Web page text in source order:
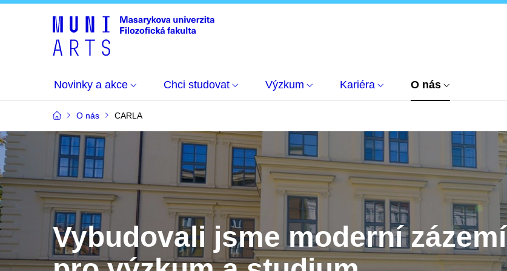
Novinky a akce Chci studovat Výzkum Kariéra O nás
O nás CARLA
Vybudovali jsme moderní zázemí